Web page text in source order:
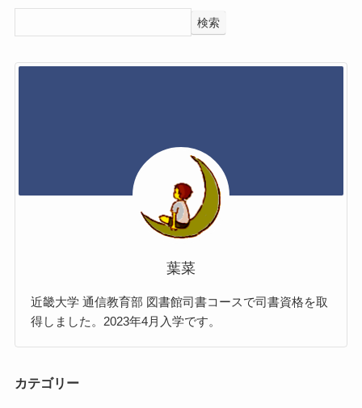
検索
葉菜
近畿大学 通信教育部 図書館司書コースで司書資格を取
得しました。2023年4月入学です。
カテゴリー